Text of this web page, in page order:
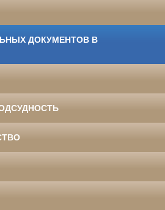
ДОКУМЕНТОВ В